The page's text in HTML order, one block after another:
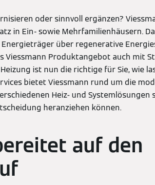
oder sinnvoll ergänzen?
in Ein- sowie Mehrfamilienhäusern.
über regenerative
Viessmann Produktangebot auch mit
ist nun die richtige für Sie, wie
bietet Viessmann rund um die
Heiz- und Systemlösungen
heranziehen können.
auf den